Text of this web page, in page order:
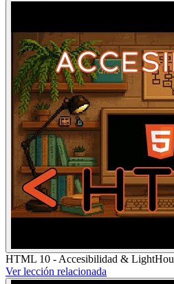
HTML 10 - Accesibilidad &
Ver lección relacionada